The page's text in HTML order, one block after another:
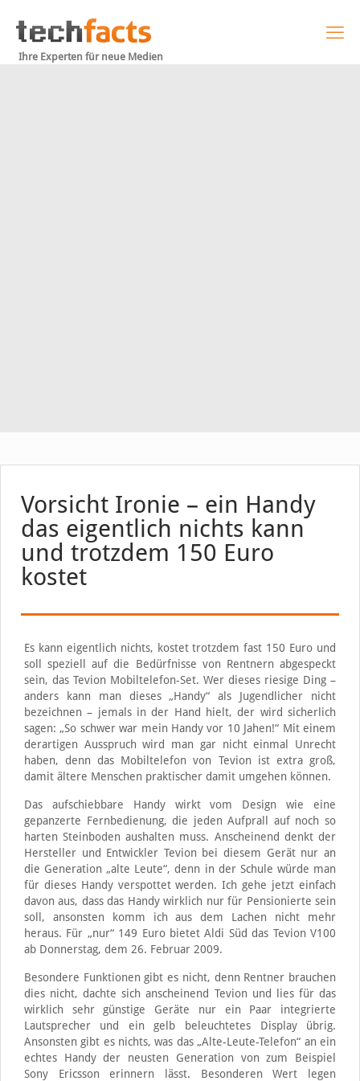
Ihre Experten für neue Medien
Vorsicht Ironie – ein Handy
das eigentlich nichts kann
und trotzdem 150 Euro
kostet
Es kann eigentlich nichts, kostet trotzdem fast 150 Euro und
soll speziell auf die Bedürfnisse von Rentnern abgespeckt
sein, das Tevion Mobiltelefon-Set. Wer dieses riesige Ding –
anders kann man dieses „Handy“ als Jugendlicher nicht
bezeichnen – jemals in der Hand hielt, der wird sicherlich
sagen: „So schwer war mein Handy vor 10 Jahen!“ Mit einem
derartigen Ausspruch wird man gar nicht einmal Unrecht
haben, denn das Mobiltelefon von Tevion ist extra groß,
damit ältere Menschen praktischer damit umgehen können.
Das aufschiebbare Handy wirkt vom Design wie eine
gepanzerte Fernbedienung, die jeden Aufprall auf noch so
harten Steinboden aushalten muss. Anscheinend denkt der
Hersteller und Entwickler Tevion bei diesem Gerät nur an
die Generation „alte Leute“, denn in der Schule würde man
für dieses Handy verspottet werden. Ich gehe jetzt einfach
davon aus, dass das Handy wirklich nur für Pensionierte sein
soll, ansonsten komm ich aus dem Lachen nicht mehr
heraus. Für „nur“ 149 Euro bietet Aldi Süd das Tevion V100
ab Donnerstag, dem 26. Februar 2009.
Besondere Funktionen gibt es nicht, denn Rentner brauchen
dies nicht, dachte sich anscheinend Tevion und lies für das
wirklich sehr günstige Geräte nur ein Paar integrierte
Lautsprecher und ein gelb beleuchtetes Display übrig.
Ansonsten gibt es nichts, was das „Alte-Leute-Telefon“ an ein
echtes Handy der neusten Generation von zum Beispiel
Sony Ericsson erinnern lässt. Besonderen Wert legen